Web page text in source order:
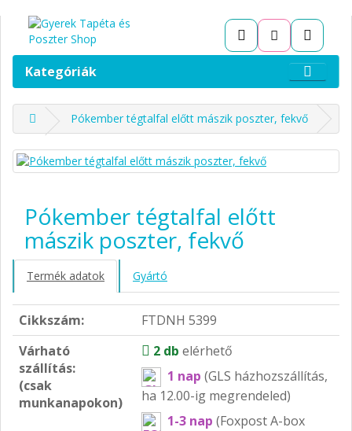
Kategóriák
Pókember tégtalfal előtt mászik poszter, fekvő
Pókember tégtalfal előtt
mászik poszter, fekvő
Termék adatok Gyártó
Cikkszám:
FTDNH 5399
Várható
szállítás:
(csak
munkanapokon)
2 db elérhető
1 nap (GLS házhozszállítás,
ha 12.00-ig megrendeled)
1-3 nap (Foxpost A-box